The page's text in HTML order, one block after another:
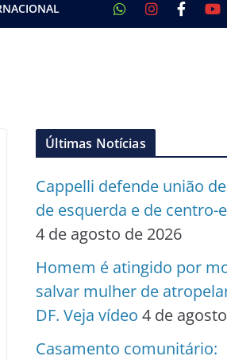
Últimas Notícias
Cappelli defende união
de esquerda e de centro-
4 de agosto de 2026
Homem é atingido por
salvar mulher de
DF. Veja vídeo 4 de
Casamento comunitário: